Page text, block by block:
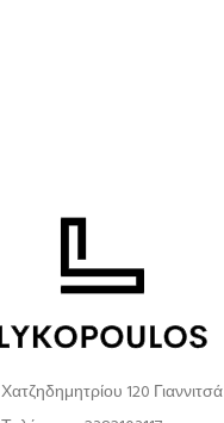
Χατζηδημητρίου 120 Γιαννιτσά